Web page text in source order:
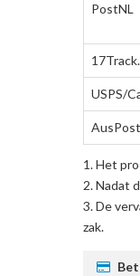
PostNL
USPS/
Het
Nadat
De
zak.